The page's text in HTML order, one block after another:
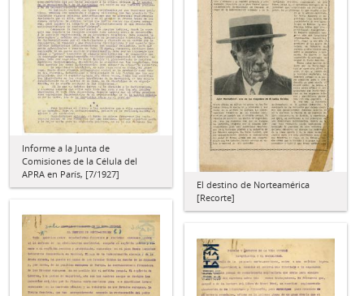
Informe a la Junta de
Comisiones de la Célula del
APRA en París, [7/1927]
El destino de Norteamérica
[Recorte]